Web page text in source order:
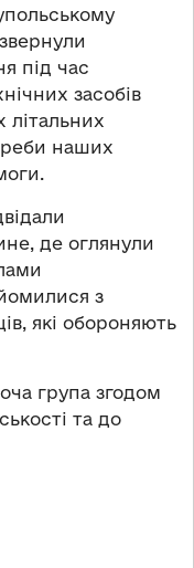
під час
засобів
літальних
наших
де оглянули
з
які обороняють
група згодом
та до